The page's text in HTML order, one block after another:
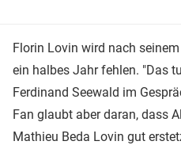
Florin Lovin wird nach
ein halbes Jahr fehlen. "Das
Ferdinand Seewald im
Fan glaubt aber daran, dass
Mathieu Beda Lovin gut